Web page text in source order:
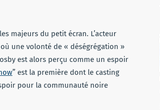
majeurs du petit écran. L’acteur
une volonté de « déségrégation »
est alors perçu comme un espoir
” est la première dont le casting
pour la communauté noire